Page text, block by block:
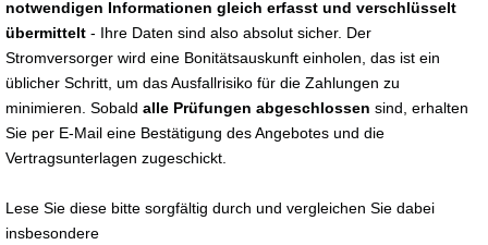
notwendigen Informationen gleich erfasst und verschlüsselt
übermittelt - Ihre Daten sind also absolut sicher. Der
Stromversorger wird eine Bonitätsauskunft einholen, das ist ein
üblicher Schritt, um das Ausfallrisiko für die Zahlungen zu
minimieren. Sobald alle Prüfungen abgeschlossen sind, erhalten
Sie per E-Mail eine Bestätigung des Angebotes und die
Vertragsunterlagen zugeschickt.
Lese Sie diese bitte sorgfältig durch und vergleichen Sie dabei
insbesondere